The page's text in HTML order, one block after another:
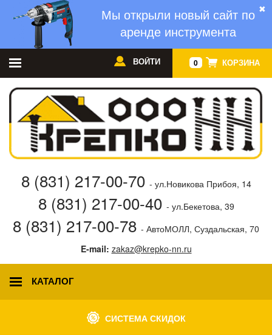
✖
Мы открыли новый сайт по
аренде инструмента
0 КОРЗИНА
ВОЙТИ
8 (831) 217-00-70 - ул.Новикова Прибоя, 14
8 (831) 217-00-40 - ул.Бекетова, 39
8 (831) 217-00-78 - АвтоМОЛЛ, Суздальская, 70
E-mail: zakaz@krepko-nn.ru
КАТАЛОГ
СИСТЕМА СКИДОК